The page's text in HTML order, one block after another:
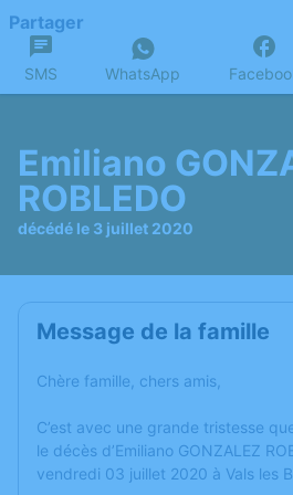
Partager
SMS WhatsApp
Emiliano
ROBLEDO
décédé le 3 juillet 2020
Message de la famille
Chère famille, chers amis,
C’est avec une grande tristesse
le décès d’Emiliano GONZALEZ
vendredi 03 juillet 2020 à Vals les